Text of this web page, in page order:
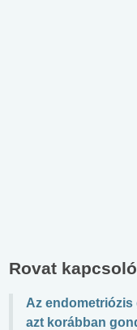
Rovat
Az
azt korábban